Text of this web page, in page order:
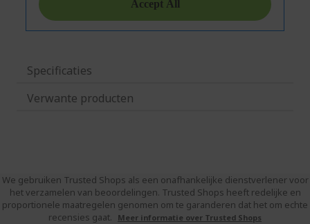
Specificaties
Verwante producten
We gebruiken Trusted Shops als een onafhankelijke dienstverlener voor
het verzamelen van beoordelingen. Trusted Shops heeft redelijke en
proportionele maatregelen genomen om te garanderen dat het om echte
recensies gaat.
Meer informatie over Trusted Shops